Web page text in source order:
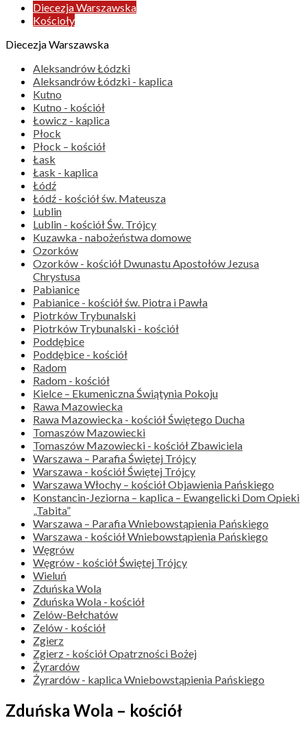
Diecezja Warszawska
Kościoły
Diecezja Warszawska
Aleksandrów Łódzki
Aleksandrów Łódzki - kaplica
Kutno
Kutno - kościół
Łowicz - kaplica
Płock
Płock – kościół
Łask
Łask - kaplica
Łódź
Łódź - kościół św. Mateusza
Lublin
Lublin - kościół Św. Trójcy
Kuzawka - nabożeństwa domowe
Ozorków
Ozorków - kościół Dwunastu Apostołów Jezusa
Chrystusa
Pabianice
Pabianice - kościół św. Piotra i Pawła
Piotrków Trybunalski
Piotrków Trybunalski - kościół
Poddębice
Poddębice - kościół
Radom
Radom - kościół
Kielce – Ekumeniczna Świątynia Pokoju
Rawa Mazowiecka
Rawa Mazowiecka - kościół Świętego Ducha
Tomaszów Mazowiecki
Tomaszów Mazowiecki - kościół Zbawiciela
Warszawa – Parafia Świętej Trójcy
Warszawa - kościół Świętej Trójcy
Warszawa Włochy – kościół Objawienia Pańskiego
Konstancin-Jeziorna – kaplica – Ewangelicki Dom Opieki
„Tabita”
Warszawa – Parafia Wniebowstąpienia Pańskiego
Warszawa - kościół Wniebowstąpienia Pańskiego
Węgrów
Węgrów - kościół Świętej Trójcy
Wieluń
Zduńska Wola
Zduńska Wola - kościół
Zelów-Bełchatów
Zelów - kościół
Zgierz
Zgierz - kościół Opatrzności Bożej
Żyrardów
Żyrardów - kaplica Wniebowstąpienia Pańskiego
Zduńska Wola – kościół